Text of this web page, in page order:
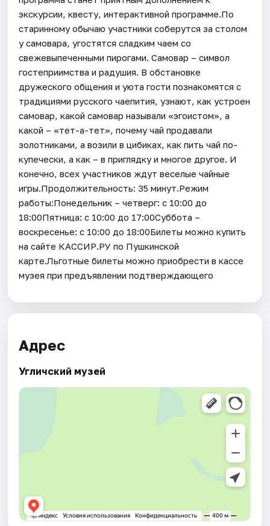
экскурсии, квесту, интерактивной программе.По
старинному обычаю участники соберутся за столом
у самовара, угостятся сладким чаем со
свежевыпеченными пирогами. Самовар – символ
гостеприимства и радушия. В обстановке
дружеского общения и уюта гости познакомятся с
традициями русского чаепития, узнают, как устроен
самовар, какой самовар называли «эгоистом», а
какой – «тет-а-тет», почему чай продавали
золотниками, а возили в цибиках, как пить чай по-
купечески, а как – в приглядку и многое другое. И
конечно, всех участников ждут веселые чайные
игры.Продолжительность: 35 минут.Режим
работы:Понедельник – четверг: с 10:00 до
18:00Пятница: с 10:00 до 17:00Суббота –
воскресенье: с 10:00 до 18:00Билеты можно купить
на сайте КАССИР.РУ по Пушкинской
карте.Льготные билеты можно приобрести в кассе
музея при предъявлении подтверждающего
Адрес
Угличский музей